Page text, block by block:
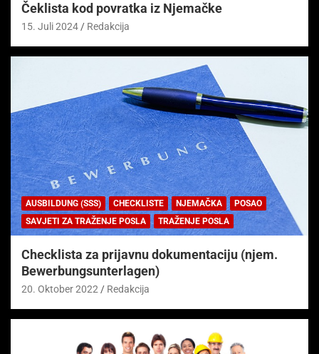
Čeklista kod povratka iz Njemačke
15. Juli 2024 Redakcija
AUSBILDUNG (SSS) CHECKLISTE NJEMAČKA
POSAO
SAVJETI ZA TRAŽENJE POSLA
TRAŽENJE POSLA
Checklista za prijavnu dokumentaciju (njem.
Bewerbungsunterlagen)
20. Oktober 2022 Redakcija